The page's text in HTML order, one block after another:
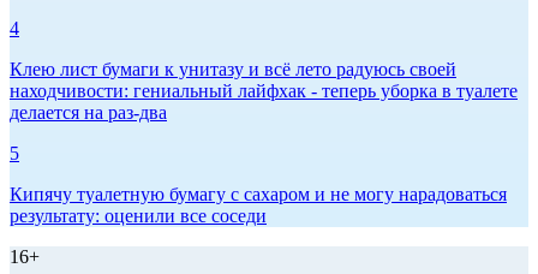
4
Клею лист бумаги к унитазу и всё лето радуюсь своей
находчивости: гениальный лайфхак - теперь уборка в туалете
делается на раз-два
5
Кипячу туалетную бумагу с сахаром и не могу нарадоваться
результату: оценили все соседи
16+